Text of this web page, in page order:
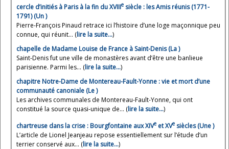
cercle d’initiés à Paris à la fin du XVIIIe siècle : les Amis réunis (1771-
1791) (Un )
Pierre-François Pinaud retrace ici l’histoire d’une loge maçonnique peu
connue, qui réunit... (lire la suite…)
chapelle de Madame Louise de France à Saint-Denis (La )
Saint-Denis fut une ville de monastères avant d’être une banlieue
parisienne. Parmi les... (lire la suite…)
chapitre Notre-Dame de Montereau-Fault-Yonne : vie et mort d’une
communauté canoniale (Le )
Les archives communales de Montereau-Fault-Yonne, qui ont
constitué la source quasi-unique de... (lire la suite…)
chartreuse dans la crise : Bourgfontaine aux XIVe et XVe
siècles (Une )
L’article de Lionel Jeanjeau repose essentiellement sur l’étude d’un
terrier conservé aux... (lire la suite…)